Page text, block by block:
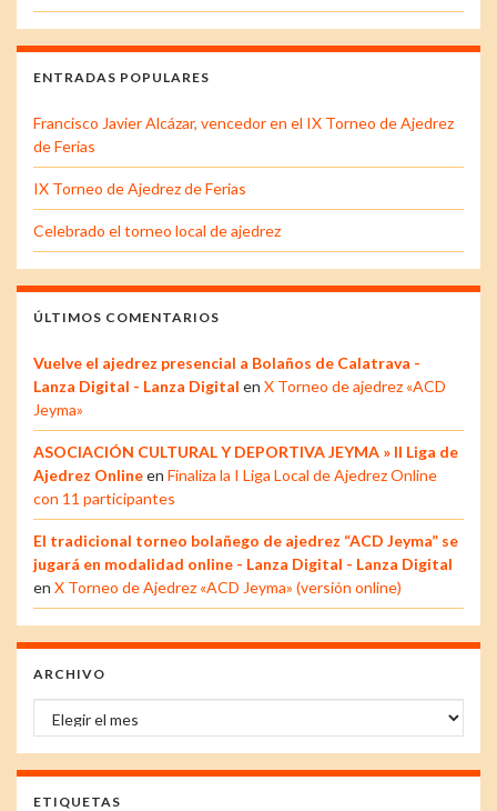
ENTRADAS POPULARES
Francisco Javier Alcázar, vencedor en el IX Torneo de Ajedrez
de Ferias
IX Torneo de Ajedrez de Ferias
Celebrado el torneo local de ajedrez
ÚLTIMOS COMENTARIOS
Vuelve el ajedrez presencial a Bolaños de Calatrava -
Lanza Digital - Lanza Digital en X Torneo de ajedrez «ACD
Jeyma»
ASOCIACIÓN CULTURAL Y DEPORTIVA JEYMA » II Liga de
Ajedrez Onlineen Finaliza la I Liga Local de Ajedrez Online
con 11 participantes
El tradicional torneo bolañego de ajedrez “ACD Jeyma” se
jugará en modalidad online - Lanza Digital - Lanza Digital
en X Torneo de Ajedrez «ACD Jeyma» (versión online)
ARCHIVO
Archivo
ETIQUETAS